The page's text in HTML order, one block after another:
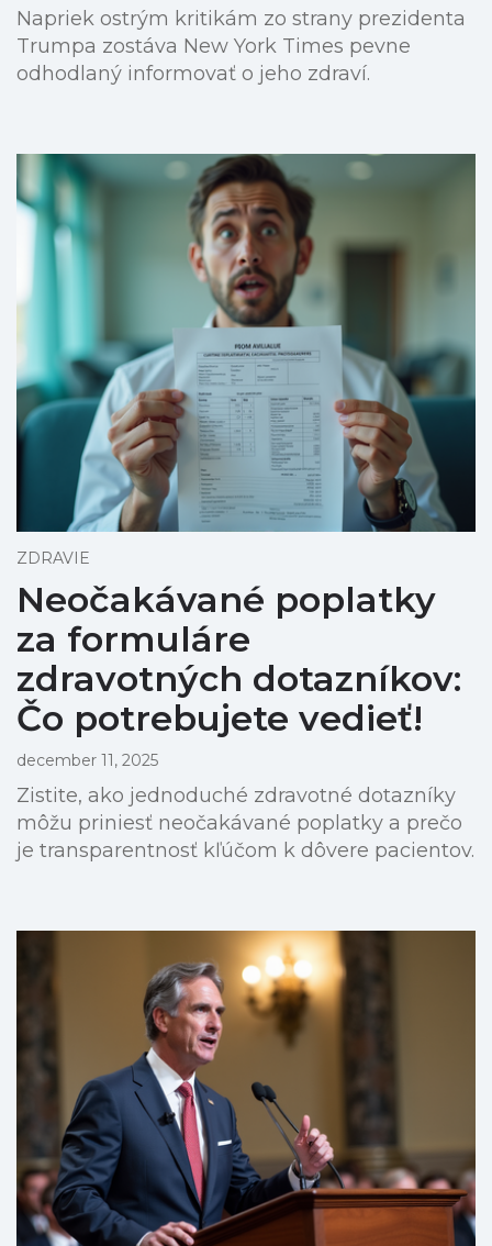
Napriek ostrým kritikám zo strany prezidenta
Trumpa zostáva New York Times pevne
odhodlaný informovať o jeho zdraví.
ZDRAVIE
Neočakávané poplatky
za formuláre
zdravotných dotazníkov:
Čo potrebujete vedieť!
december 11, 2025
Zistite, ako jednoduché zdravotné dotazníky
môžu priniesť neočakávané poplatky a prečo
je transparentnosť kľúčom k dôvere pacientov.